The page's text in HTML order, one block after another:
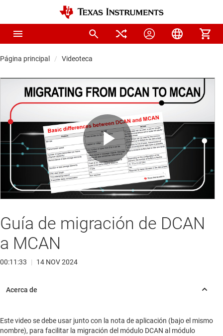
Página principal Videoteca
Play
Video
Guía de migración de DCAN
a MCAN
00:11:33 | 14 NOV 2024
Este video se debe usar junto con la nota de aplicación (bajo el mismo
nombre), para facilitar la migración del módulo DCAN al módulo